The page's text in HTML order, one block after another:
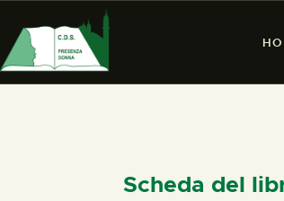
Scheda del